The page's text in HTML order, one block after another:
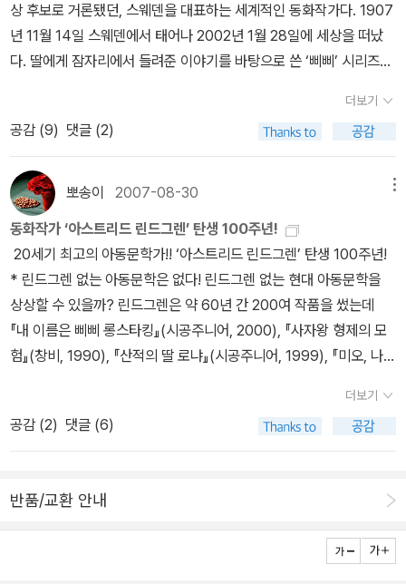
상 후보로 거론됐던, 스웨덴을 대표하는 세계적인 동화작가다. 1907
년 11월 14일 스웨덴에서 태어나 2002년 1월 28일에 세상을 떠났
다. 딸에게 잠자리에서 들려준 이야기를 바탕으로 쓴 ‘삐삐’ 시리즈는
를 끌었다. 『사자왕 형제의 모험』 『난 뭐든지 할 수 있어』 『엄지 소년
닐스』 『산적의 딸 로냐』 『미오, 나의 미오』 『라스무스와 방랑자』 『마
디타』, 그리고 ‘개구쟁이 에밀’ ’소년 탐정 칼레’ 시리즈 같은 훌륭한
작품을 수없이 남겼으며, 그녀의 이런 작품들은 ‘동화의 교과서’로 일
컬어지기도 한다. 닐스 홀게르손 훈장, 한스 크리스티안 안데르센 상,
스웨덴 한림원 금메달, 독일아동청소년문학상 등을 받았다. 우리 애
들 어릴 때 <말괄량이 삐삐>가 텔레비전에서 방영돼 빼놓지 않고 즐
겨봤었다.그후 아이들이 글을 읽을만큼 자라서 삐삐의 책을 보고 또
봐서 아주 많이 해진 책이 됐다.나는 삐삐보다 아니카가 더 사랑스러
웠지만....^^아스트리드 린드그렌 사망소식을 전하는 알라딘 북캘린
더를 보면서 바로 유은실 작가의 <나의 린드그렌 선생님께>라는 작
품이 생각났다.유은실 작가는 주인공 비읍이를 통해 린드그렌 선생님
께 사랑을 전한다. 아스트리드 린드그렌은 스웨던에 사는 작가다. 엄
해 아흔다섯 살이 된 할머니이기 때문이다. 나는 린드그렌 선생님 책
조금씩 읽는다. 머릿속에는 린드그렌 선생님의 이야기를 늘 넣고 다
닌다. 린드그렌 선생님이 없는 내 생활은 상상할 수도 없다. (9쪽) 나
더보기
공감 (9) 댓글 (2)
뽀송이 2007-08-30
동화작가 ‘아스트리드 린드그렌’ 탄생 100주년!
20세기 최고의 아동문학가!! ‘아스트리드 린드그렌’ 탄생 100주년!
* 린드그렌 없는 아동문학은 없다! 린드그렌 없는 현대 아동문학을
상상할 수 있을까? 린드그렌은 약 60년 간 200여 작품을 썼는데
『내 이름은 삐삐 롱스타킹』(시공주니어, 2000), 『사자왕 형제의 모
험』(창비, 1990), 『산적의 딸 로냐』(시공주니어, 1999), 『미오, 나의
『소년 탐정 칼레』(논장, 2002) 등 대표작만도 헤아릴 수 없을 만큼
많다. 만약 그의 작품을 뺀다면 세계 아동문학은 매우 빈약해지고 만
다. 그가 전 세계 아동문학에 끼친 영향은 실로 지대하다. 지난 2002
잃은 것처럼 애도했다. 그는 떠났지만 세계 아동문학계에 미치는 그
의 영향은 여전하다. 2003년 스웨덴 정부는 ‘아동문학의 노벨문학
상’이라 할 만한 세계 최대 규모(총 상금 55만 3000달러, 약 6억
더보기
공감 (2) 댓글 (6)
반품/교환 안내